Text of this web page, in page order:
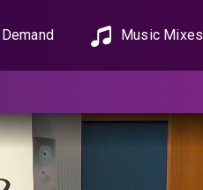
Music Mixes